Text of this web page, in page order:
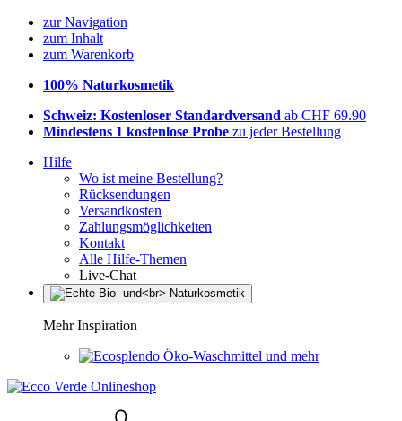
zur Navigation
zum Inhalt
zum Warenkorb
100% Naturkosmetik
Schweiz: Kostenloser Standardversand ab CHF 69.90
Mindestens 1 kostenlose Probe zu jeder Bestellung
Hilfe
Wo ist meine Bestellung?
Rücksendungen
Versandkosten
Zahlungsmöglichkeiten
Kontakt
Alle Hilfe-Themen
Live-Chat
Mehr Inspiration
Öko-Waschmittel und mehr